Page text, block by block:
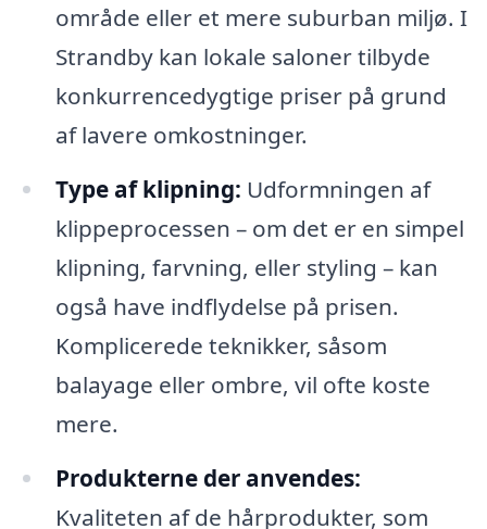
område eller et mere suburban miljø. I
Strandby kan lokale saloner tilbyde
konkurrencedygtige priser på grund
af lavere omkostninger.
Type af klipning: Udformningen af
klippeprocessen – om det er en simpel
klipning, farvning, eller styling – kan
også have indflydelse på prisen.
Komplicerede teknikker, såsom
balayage eller ombre, vil ofte koste
mere.
Produkterne der anvendes:
Kvaliteten af de hårprodukter, som